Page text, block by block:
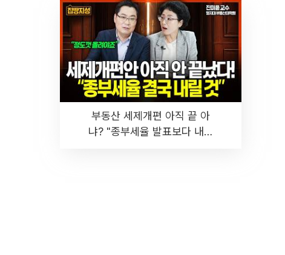
부동산 세제개편 아직 끝 아
냐? "종부세율 발표보다 내릴